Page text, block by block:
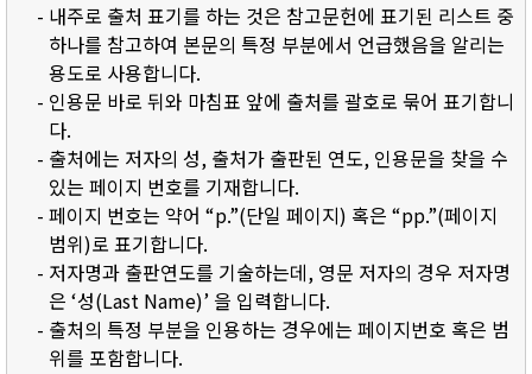
- 내주로 출처 표기를 하는 것은 참고문헌에 표기된 리스트 중
하나를 참고하여 본문의 특정 부분에서 언급했음을 알리는
용도로 사용합니다.
- 인용문 바로 뒤와 마침표 앞에 출처를 괄호로 묶어 표기합니
다.
- 출처에는 저자의 성, 출처가 출판된 연도, 인용문을 찾을 수
있는 페이지 번호를 기재합니다.
- 페이지 번호는 약어 “p.”(단일 페이지) 혹은 “pp.”(페이지
범위)로 표기합니다.
- 저자명과 출판연도를 기술하는데, 영문 저자의 경우 저자명
은 ‘성(Last Name)’ 을 입력합니다.
- 출처의 특정 부분을 인용하는 경우에는 페이지번호 혹은 범
위를 포함합니다.